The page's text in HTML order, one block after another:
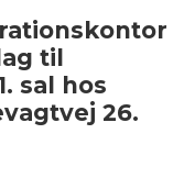
til
sal hos
26.